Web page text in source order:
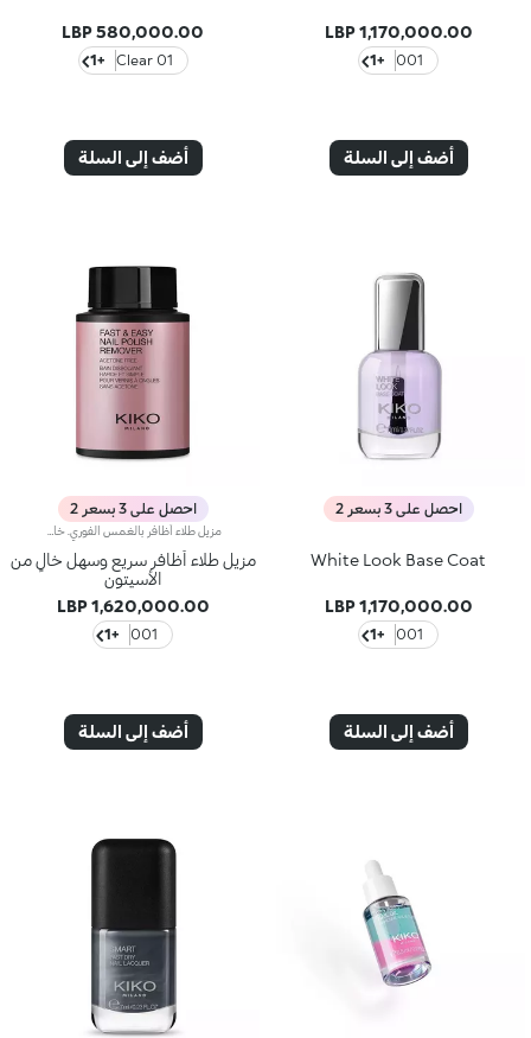
1,170,000.00 LBP
001
+1
أضف إلى السلة
580,000.00 LBP
01 Clear
+1
أضف إلى السلة
احصل على 3 بسعر 2
White Look Base Coat
1,170,000.00 LBP
001
+1
أضف إلى السلة
احصل على 3 بسعر 2
مزيل طلاء أظافر سريع وسهل خالٍ من
الأسيتون
1,620,000.00 LBP
001
+1
أضف إلى السلة